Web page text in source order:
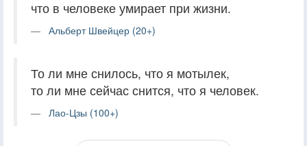
что в человеке умирает при жизни.
Альберт Швейцер (20+)
То ли мне снилось, что я мотылек,
то ли мне сейчас снится, что я человек.
Лао-Цзы (100+)